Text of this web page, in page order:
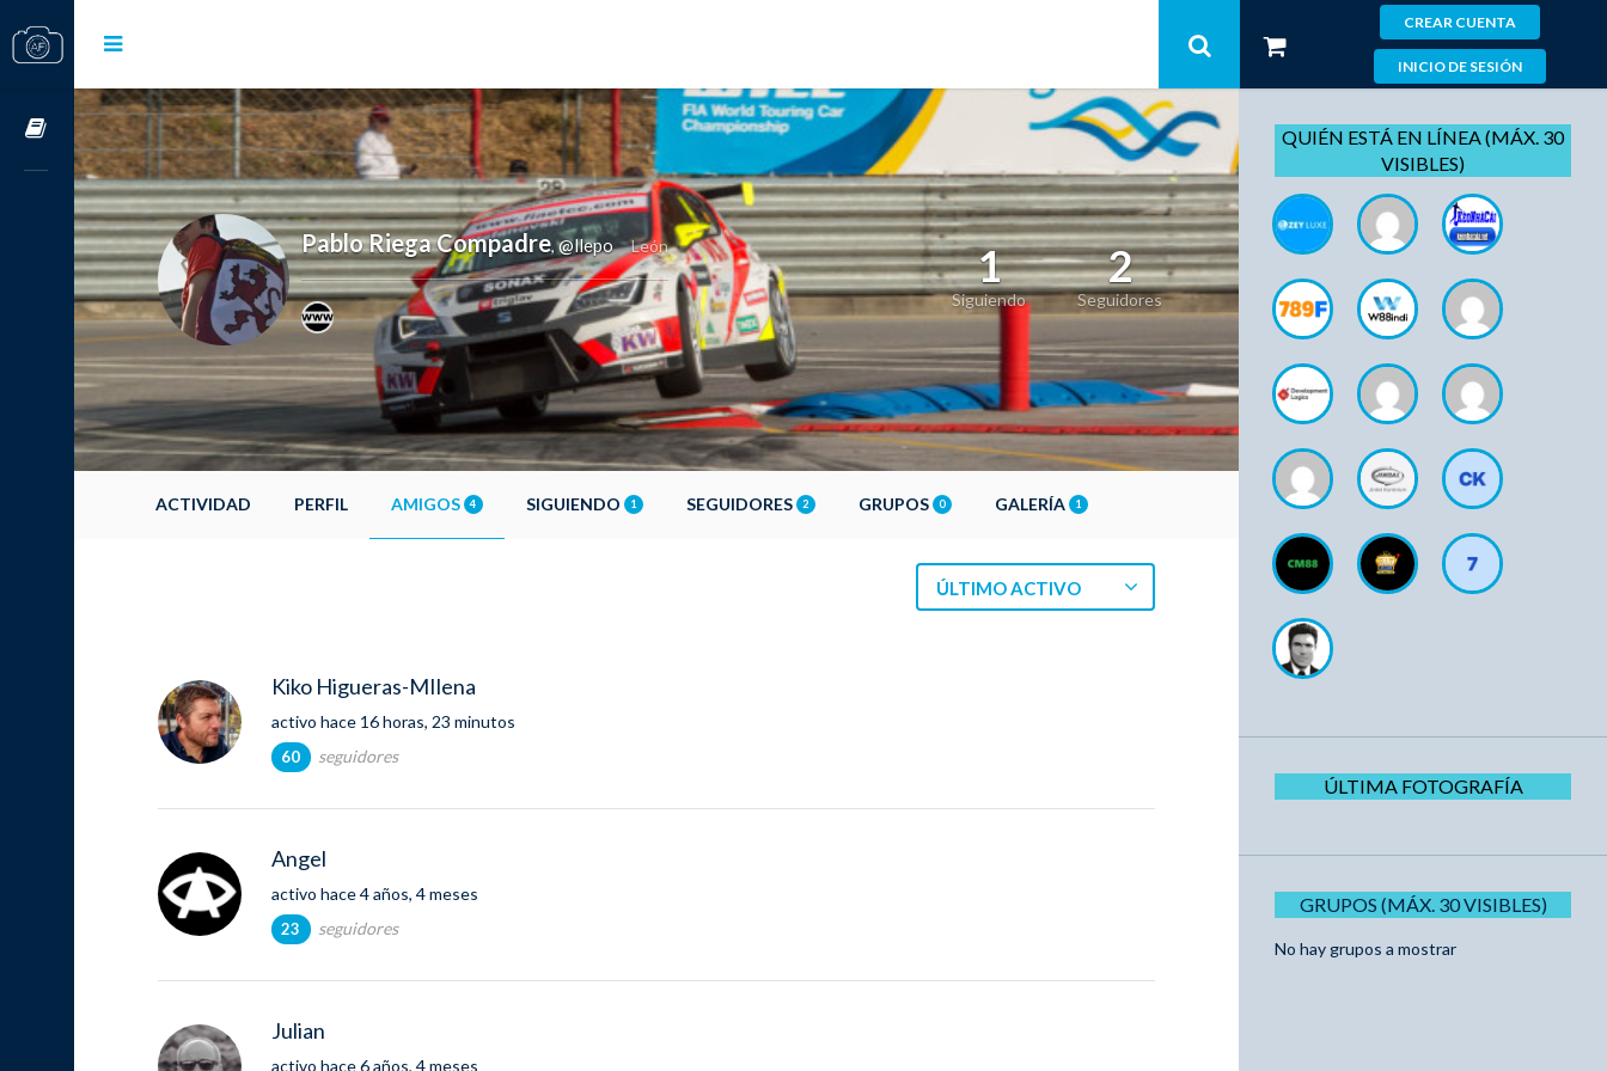
CREAR CUENTA
INICIO DE SESIÓN
Cursos OnLine
Pablo Riega Compadre, @llepo León 1
Siguiendo
2
Seguidores
ACTIVIDAD PERFIL AMIGOS 4 SIGUIENDO 1 SEGUIDORES 2 GRUPOS 0 GALERÍA 1
ÚLTIMO ACTIVO
Kiko Higueras-MIlena
activo hace 16 horas, 23 minutos
60 seguidores
Angel
activo hace 4 años, 4 meses
23 seguidores
Julian
activo hace 6 años, 4 meses
QUIÉN ESTÁ EN LÍNEA (MÁX. 30
VISIBLES)
ÚLTIMA FOTOGRAFÍA
GRUPOS (MÁX. 30 VISIBLES)
No hay grupos a mostrar